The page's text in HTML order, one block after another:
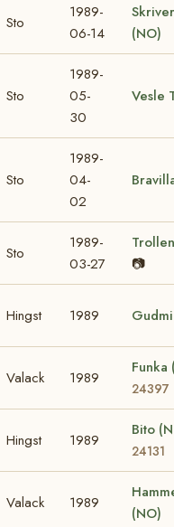
Sto
1989-
06-14
(NO)
Sto
1989-
05-
30
Vesle
Sto
1989-
04-
02
Sto
1989-
03-27
📷
Hingst 1989
Valack 1989
24397
Hingst 1989
Bito
24131
Valack 1989
(NO)